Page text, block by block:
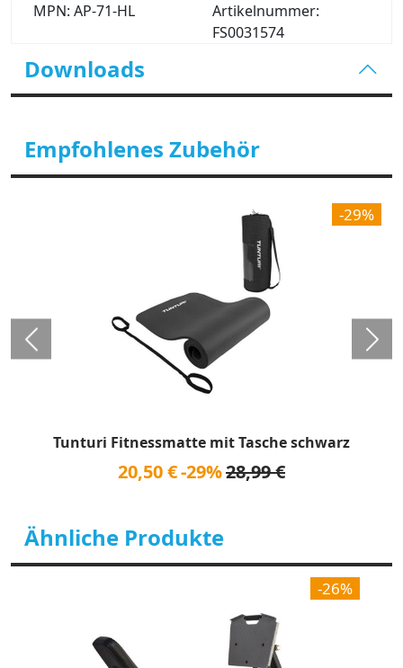
MPN: AP-71-HL
Artikelnummer:
FS0031574
Downloads
Empfohlenes Zubehör
Tunturi Fitnessmatte mit Tasche schwarz
20,50 €-29%28,99 €
-29%
Ähnliche Produkte
-26%